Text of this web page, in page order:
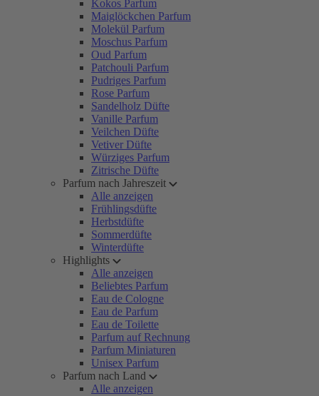
Kokos Parfum
Maiglöckchen Parfum
Molekül Parfum
Moschus Parfum
Oud Parfum
Patchouli Parfum
Pudriges Parfum
Rose Parfum
Sandelholz Düfte
Vanille Parfum
Veilchen Düfte
Vetiver Düfte
Würziges Parfum
Zitrische Düfte
Parfum nach Jahreszeit
Alle anzeigen
Frühlingsdüfte
Herbstdüfte
Sommerdüfte
Winterdüfte
Highlights
Alle anzeigen
Beliebtes Parfum
Eau de Cologne
Eau de Parfum
Eau de Toilette
Parfum auf Rechnung
Parfum Miniaturen
Unisex Parfum
Parfum nach Land
Alle anzeigen